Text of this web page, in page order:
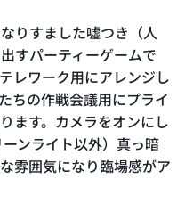
りすました嘘つき（人
すパーティーゲームで
レワーク用にアレンジし
ちの作戦会議用にプライ
ます。カメラをオンにし
ンライト以外）真っ暗
雰囲気になり臨場感がア